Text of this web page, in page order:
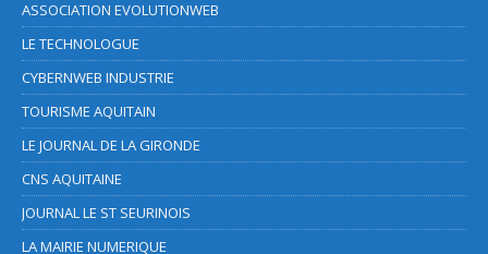
ASSOCIATION EVOLUTIONWEB
LE TECHNOLOGUE
CYBERNWEB INDUSTRIE
TOURISME AQUITAIN
LE JOURNAL DE LA GIRONDE
CNS AQUITAINE
JOURNAL LE ST SEURINOIS
LA MAIRIE NUMERIQUE